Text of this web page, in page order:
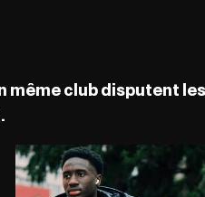
même club disputent